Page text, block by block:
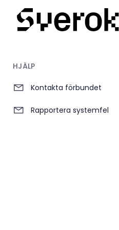
HJÄLP
Kontakta förbundet
Rapportera systemfel